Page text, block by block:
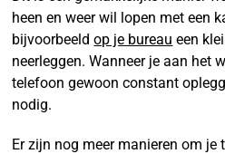
heen en weer wil lopen met een
bijvoorbeeldop je bureau een
neerleggen. Wanneer je aan het
telefoon gewoon constant
nodig.
Er zijn nog meer manieren om